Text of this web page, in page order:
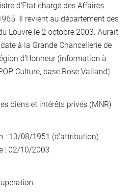
d'Etat chargé des Affaires
Il revient au département des
Louvre le 2 octobre 2003. Aurait
à la Grande Chancellerie de
d'Honneur (information à
Culture, base Rose Valland).
biens et intérêts privés (MNR)
: 13/08/1951 (d'attribution)
: 02/10/2003